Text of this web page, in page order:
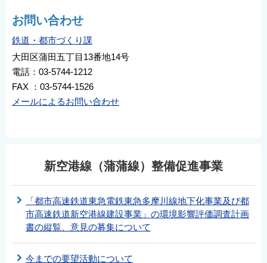
お問い合わせ
鉄道・都市づくり課
大田区蒲田五丁目13番地14号
電話：03-5744-1212
FAX ：03-5744-1526
メールによるお問い合わせ
新空港線（蒲蒲線）整備促進事業
「都市高速鉄道東急電鉄東急多摩川線地下化事業及び都
市高速鉄道新空港線建設事業」の環境影響評価調査計画
書の縦覧、意見の募集について
今までの要望活動について